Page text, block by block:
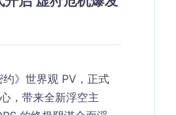
》世界观 PV，正式
，带来全新浮空主